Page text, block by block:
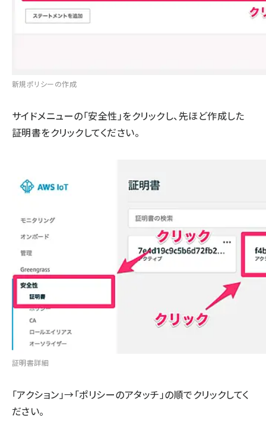
新規ポリシーの作成
サイドメニューの「安全性」をクリックし、先ほど作成した
証明書をクリックしてください。
証明書詳細
「アクション」→「ポリシーのアタッチ」の順でクリックしてく
ださい。